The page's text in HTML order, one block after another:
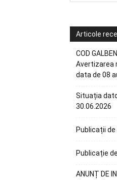
Articole
COD
Avertizarea
data de 08
Situația
30.06.2026
Publicații
Publicație
ANUNȚ DE